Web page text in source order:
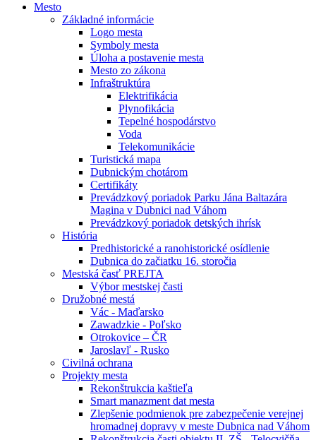
Mesto
Základné informácie
Logo mesta
Symboly mesta
Úloha a postavenie mesta
Mesto zo zákona
Infraštruktúra
Elektrifikácia
Plynofikácia
Tepelné hospodárstvo
Voda
Telekomunikácie
Turistická mapa
Dubnickým chotárom
Certifikáty
Prevádzkový poriadok Parku Jána Baltazára
Magina v Dubnici nad Váhom
Prevádzkový poriadok detských ihrísk
História
Predhistorické a ranohistorické osídlenie
Dubnica do začiatku 16. storočia
Mestská časť PREJTA
Výbor mestskej časti
Družobné mestá
Vác - Maďarsko
Zawadzkie - Poľsko
Otrokovice – ČR
Jaroslavľ - Rusko
Civilná ochrana
Projekty mesta
Rekonštrukcia kaštieľa
Smart manazment dat mesta
Zlepšenie podmienok pre zabezpečenie verejnej
hromadnej dopravy v meste Dubnica nad Váhom